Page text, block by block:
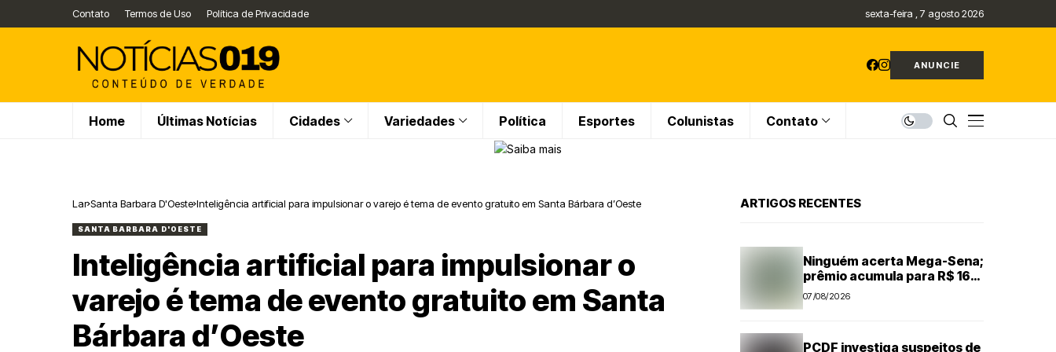
Contato Termos de Uso Política de Privacidade sexta-feira , 7 agosto 2026
ANUNCIE
Home Últimas Notícias Cidades Variedades Política Esportes Colunistas Contato
Lar Santa Barbara D'Oeste Inteligência artificial para impulsionar o varejo é tema de evento gratuito em Santa Bárbara d’Oeste
SANTA BARBARA D'OESTE
Inteligência artificial para impulsionar o
varejo é tema de evento gratuito em Santa
Bárbara d’Oeste
ARTIGOS RECENTES
Ninguém acerta Mega-Sena;
prêmio acumula para R$ 165
milhões
07/08/2026
PCDF investiga suspeitos de